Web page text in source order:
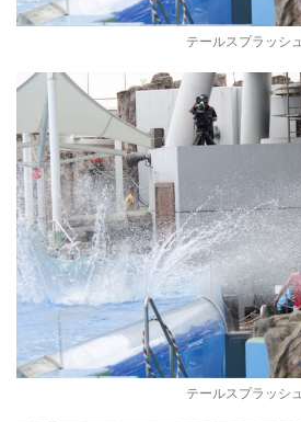
テールスプラッシュ
テールスプラッシュ